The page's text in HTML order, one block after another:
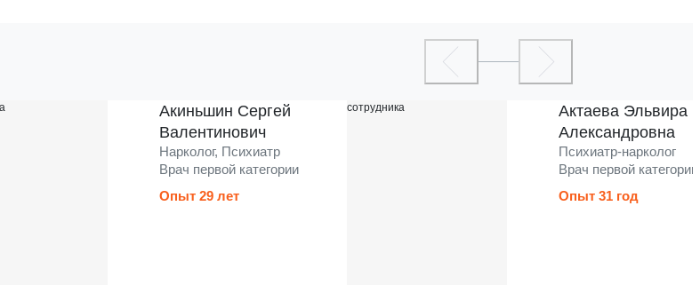
Акиньшин Сергей
Валентинович
Нарколог, Психиатр
Врач первой категории
Опыт 29 лет
Актаева Эльвира
Александровна
Психиатр-нарколог
Врач первой категории
Опыт 31 год